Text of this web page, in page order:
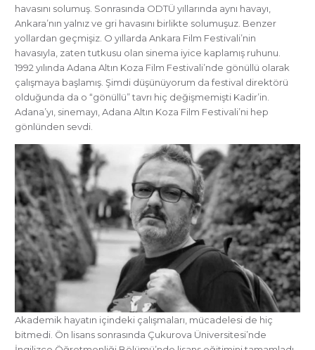
havasını solumuş. Sonrasında ODTÜ yıllarında aynı havayı,
Ankara’nın yalnız ve gri havasını birlikte solumuşuz. Benzer
yollardan geçmişiz. O yıllarda Ankara Film Festivali’nin
havasıyla, zaten tutkusu olan sinema iyice kaplamış ruhunu.
1992 yılında Adana Altın Koza Film Festivali’nde gönüllü olarak
çalışmaya başlamış. Şimdi düşünüyorum da festival direktörü
olduğunda da o “gönüllü” tavrı hiç değişmemişti Kadir’in.
Adana’yı, sinemayı, Adana Altın Koza Film Festivali’ni hep
gönlünden sevdi.
Akademik hayatın içindeki çalışmaları, mücadelesi de hiç
bitmedi. Ön lisans sonrasında Çukurova Üniversitesi’nde